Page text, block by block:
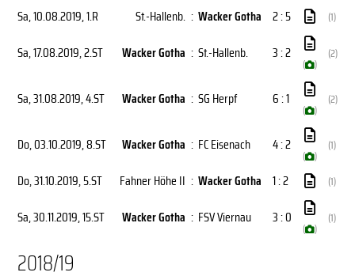
Sa, 10.08.2019, 1.R St.-Hallenb. : Wacker Gotha 2 : 5 (1)
Sa, 17.08.2019, 2.ST Wacker Gotha : St.-Hallenb. 3 : 2
( )
(2)
Sa, 31.08.2019, 4.ST Wacker Gotha : SG Herpf 6 : 1
( )
(2)
Do, 03.10.2019, 8.ST Wacker Gotha : FC Eisenach 4 : 2
( )
(1)
Do, 31.10.2019, 5.ST Fahner Höhe II : Wacker Gotha 1 : 2 (1)
Sa, 30.11.2019, 15.ST Wacker Gotha : FSV Viernau 3 : 0
( )
(1)
2018/19